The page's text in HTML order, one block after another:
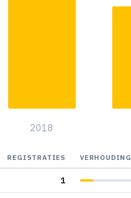
2018
REGISTRATIES VERHOUDING
1